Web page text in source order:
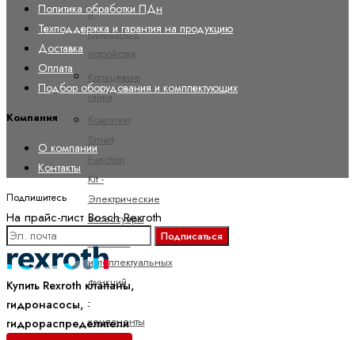
и
тормозные
устройства
Кольцевые
гайки
Комплект
Smart
Function
Kit -
Электрические
аксессуары
Комплект
интеллектуальных
функций
-
компоненты
Политика обработки ПДн
Техподдержка и гарантия на продукцию
Доставка
Оплата
Подбор оборудования и комплектующих
Компания
О компании
Контакты
Подпишитесь
На прайс-лист Bosch Rexroth
Подписаться
Купить Rexroth клапаны,
гидронасосы,
гидрораспределители